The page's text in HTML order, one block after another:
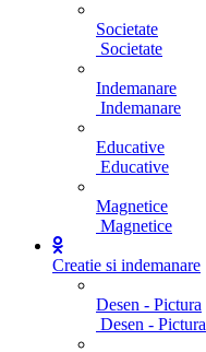
Societate
Societate
Indemanare
Indemanare
Educative
Educative
Magnetice
Magnetice
Creatie si indemanare
Desen - Pictura
Desen - Pictura